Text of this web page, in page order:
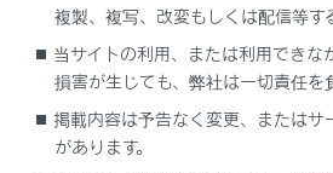
合わせて見られているページ
複製、複写、改変もしくは配信等す
当サイトの利用、または利用できな
損害が生じても、弊社は一切責任を
掲載内容は予告なく変更、またはサ
があります。